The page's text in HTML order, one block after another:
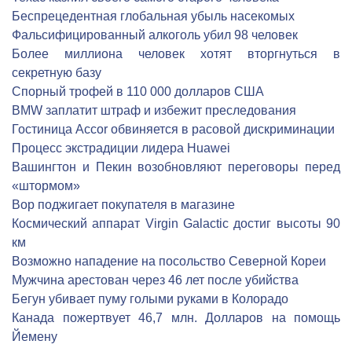
Беспрецедентная глобальная убыль насекомых
Фальсифицированный алкоголь убил 98 человек
Более миллиона человек хотят вторгнуться в
секретную базу
Спорный трофей в 110 000 долларов США
BMW заплатит штраф и избежит преследования
Гостиница Accor обвиняется в расовой дискриминации
Процесс экстрадиции лидера Huawei
Вашингтон и Пекин возобновляют переговоры перед
«штормом»
Вор поджигает покупателя в магазине
Космический аппарат Virgin Galactic достиг высоты 90
км
Возможно нападение на посольство Северной Кореи
Мужчина арестован через 46 лет после убийства
Бегун убивает пуму голыми руками в Колорадо
Канада пожертвует 46,7 млн. Долларов на помощь
Йемену